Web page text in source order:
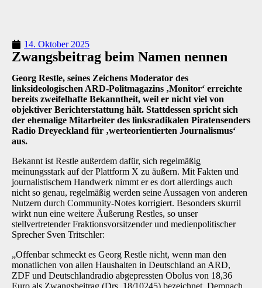
14. Oktober 2025
Zwangsbeitrag beim Namen nennen
Georg Restle, seines Zeichens Moderator des
linksideologischen ARD-Politmagazins ‚Monitor‘ erreichte
bereits zweifelhafte Bekanntheit, weil er nicht viel von
objektiver Berichterstattung hält. Stattdessen spricht sich
der ehemalige Mitarbeiter des linksradikalen Piratensenders
Radio Dreyeckland für ‚werteorientierten Journalismus‘
aus.
Bekannt ist Restle außerdem dafür, sich regelmäßig
meinungsstark auf der Plattform X zu äußern. Mit Fakten und
journalistischem Handwerk nimmt er es dort allerdings auch
nicht so genau, regelmäßig werden seine Aussagen von anderen
Nutzern durch Community-Notes korrigiert. Besonders skurril
wirkt nun eine weitere Äußerung Restles, so unser
stellvertretender Fraktionsvorsitzender und medienpolitischer
Sprecher Sven Tritschler:
„Offenbar schmeckt es Georg Restle nicht, wenn man den
monatlichen von allen Haushalten in Deutschland an ARD,
ZDF und Deutschlandradio abgepressten Obolus von 18,36